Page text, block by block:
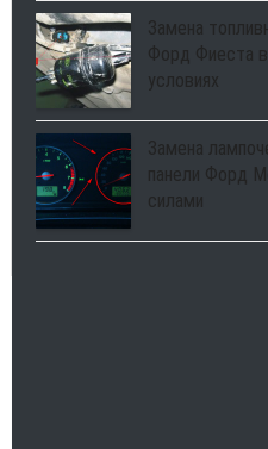
Замена
Форд Фиеста
условиях
Замена
панели Форд
силами